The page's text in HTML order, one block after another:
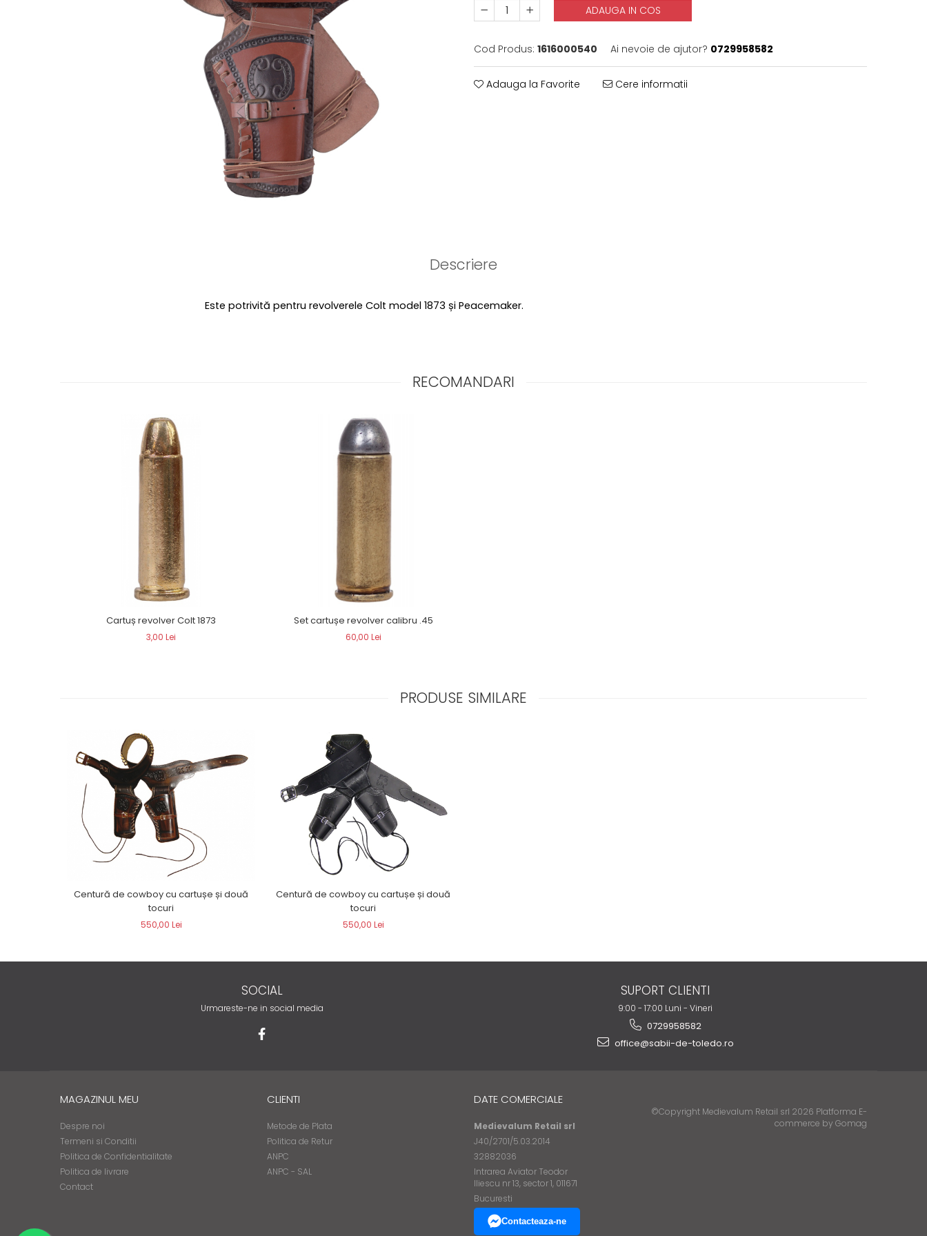
ADAUGA IN COS
Cod Produs: 1616000540 Ai nevoie de ajutor? 0729958582
Adauga la Favorite Cere informatii
Descriere
Este potrivită pentru revolverele Colt model 1873 și Peacemaker.
RECOMANDARI
Cartuș revolver Colt 1873
3,00 Lei
Set cartușe revolver calibru .45
60,00 Lei
PRODUSE SIMILARE
Centură de cowboy cu cartușe și două
tocuri
550,00 Lei
Centură de cowboy cu cartușe și două
tocuri
550,00 Lei
SOCIAL
Urmareste-ne in social media
SUPORT CLIENTI
9:00 - 17:00 Luni - Vineri
0729958582
office@sabii-de-toledo.ro
MAGAZINUL MEU
Despre noi
Termeni si Conditii
Politica de Confidentialitate
Politica de livrare
Contact
CLIENTI
Metode de Plata
Politica de Retur
ANPC
ANPC - SAL
DATE COMERCIALE
Medievalum Retail srl
J40/2701/5.03.2014
32882036
Intrarea Aviator Teodor
Iliescu nr 13, sector 1, 011671
Bucuresti
Contacteaza-ne
©Copyright Medievalum Retail srl 2026 Platforma E-
commerce by Gomag